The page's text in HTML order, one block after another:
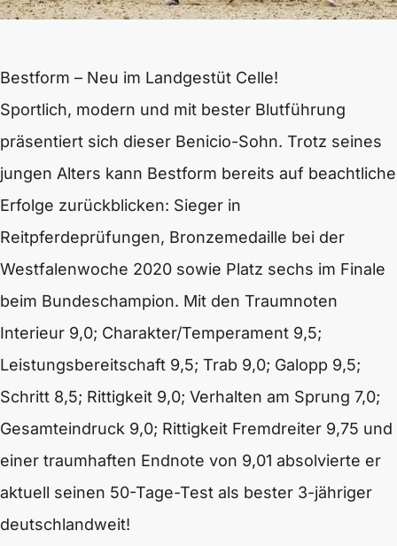
Bestform – Neu im Landgestüt Celle!
Sportlich, modern und mit bester Blutführung
präsentiert sich dieser Benicio-Sohn. Trotz seines
jungen Alters kann Bestform bereits auf beachtliche
Erfolge zurückblicken: Sieger in
Reitpferdeprüfungen, Bronzemedaille bei der
Westfalenwoche 2020 sowie Platz sechs im Finale
beim Bundeschampion. Mit den Traumnoten
Interieur 9,0; Charakter/Temperament 9,5;
Leistungsbereitschaft 9,5; Trab 9,0; Galopp 9,5;
Schritt 8,5; Rittigkeit 9,0; Verhalten am Sprung 7,0;
Gesamteindruck 9,0; Rittigkeit Fremdreiter 9,75 und
einer traumhaften Endnote von 9,01 absolvierte er
aktuell seinen 50-Tage-Test als bester 3-jähriger
deutschlandweit!